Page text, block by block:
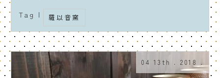
Tag | 羅以音窯
04 13th . 2018 .